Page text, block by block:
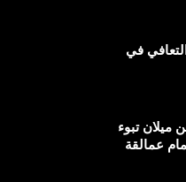
في
ميلان تبوء
عمالقة